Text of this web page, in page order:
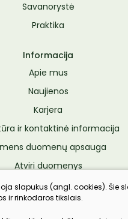
Savanorystė
Praktika
Informacija
Apie mus
Naujienos
Karjera
ir kontaktinė informacija
duomenų apsauga
Atviri duomenys
su visuomene
Pranešėjų apsauga
slapukus (angl. cookies). Šie
ir rinkodaros tikslais.